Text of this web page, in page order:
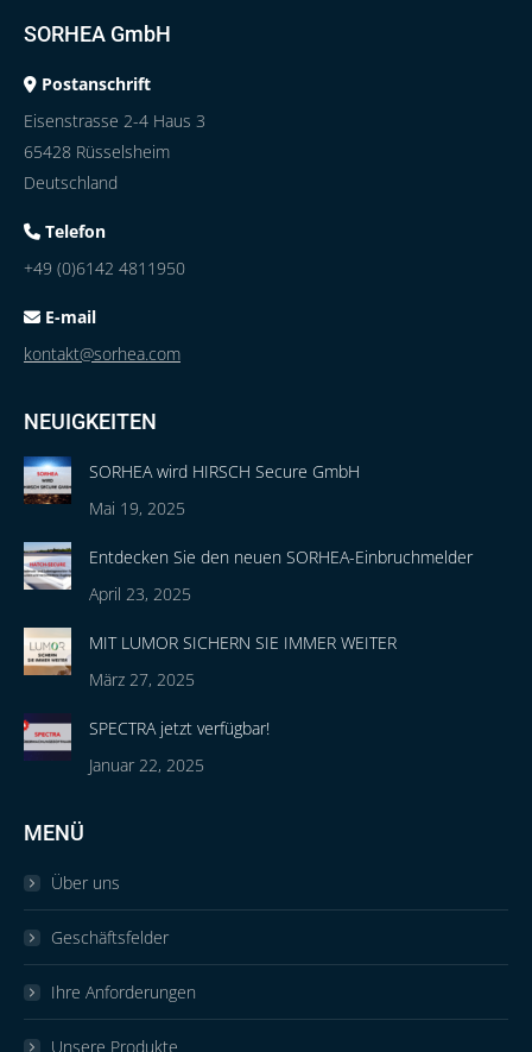
SORHEA GmbH
Postanschrift
Eisenstrasse 2-4 Haus 3
65428 Rüsselsheim
Deutschland
Telefon
+49 (0)6142 4811950
E-mail
kontakt@sorhea.com
NEUIGKEITEN
SORHEA wird HIRSCH Secure GmbH
Mai 19, 2025
Entdecken Sie den neuen SORHEA-Einbruchmelder
April 23, 2025
MIT LUMOR SICHERN SIE IMMER WEITER
März 27, 2025
SPECTRA jetzt verfügbar!
Januar 22, 2025
MENÜ
Über uns
Geschäftsfelder
Ihre Anforderungen
Unsere Produkte